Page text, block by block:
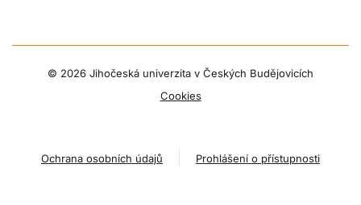
© 2026 Jihočeská univerzita v Českých Budějovicích
Cookies
Ochrana osobních údajů Prohlášení o přístupnosti